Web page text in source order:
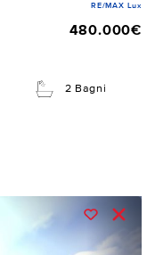
RE/MAX Lux
480.000€
2 Bagni